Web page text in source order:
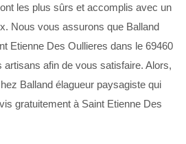
les plus sûrs et accomplis avec un
Nous vous assurons que Balland
Etienne Des Oullieres dans le 69460
afin de vous satisfaire. Alors,
Balland élagueur paysagiste qui
gratuitement à Saint Etienne Des